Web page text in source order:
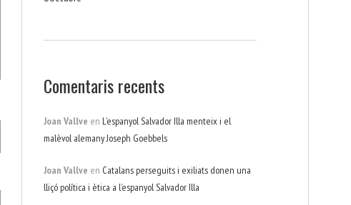
Comentaris recents
Joan Vallve en L’espanyol Salvador Illa menteix i el
malèvol alemany Joseph Goebbels
Joan Vallve en Catalans perseguits i exiliats donen una
lliçó política i ètica a l’espanyol Salvador Illa